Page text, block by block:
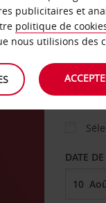
DATE
publicitaires et
politique de
nous utilisions des